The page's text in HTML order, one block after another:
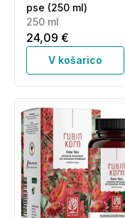
pse (250 ml)
250 ml
24,09 €
V košarico